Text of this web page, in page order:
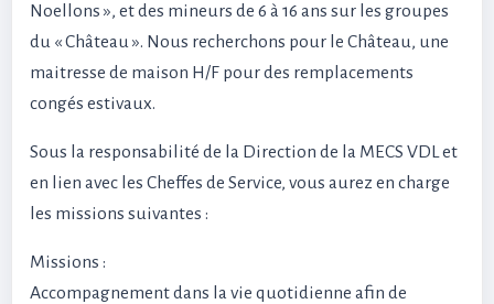
Noellons », et des mineurs de 6 à 16 ans sur les groupes
du « Château ». Nous recherchons pour le Château, une
maitresse de maison H/F pour des remplacements
congés estivaux.
Sous la responsabilité de la Direction de la MECS VDL et
en lien avec les Cheffes de Service, vous aurez en charge
les missions suivantes :
Missions :
Accompagnement dans la vie quotidienne afin de